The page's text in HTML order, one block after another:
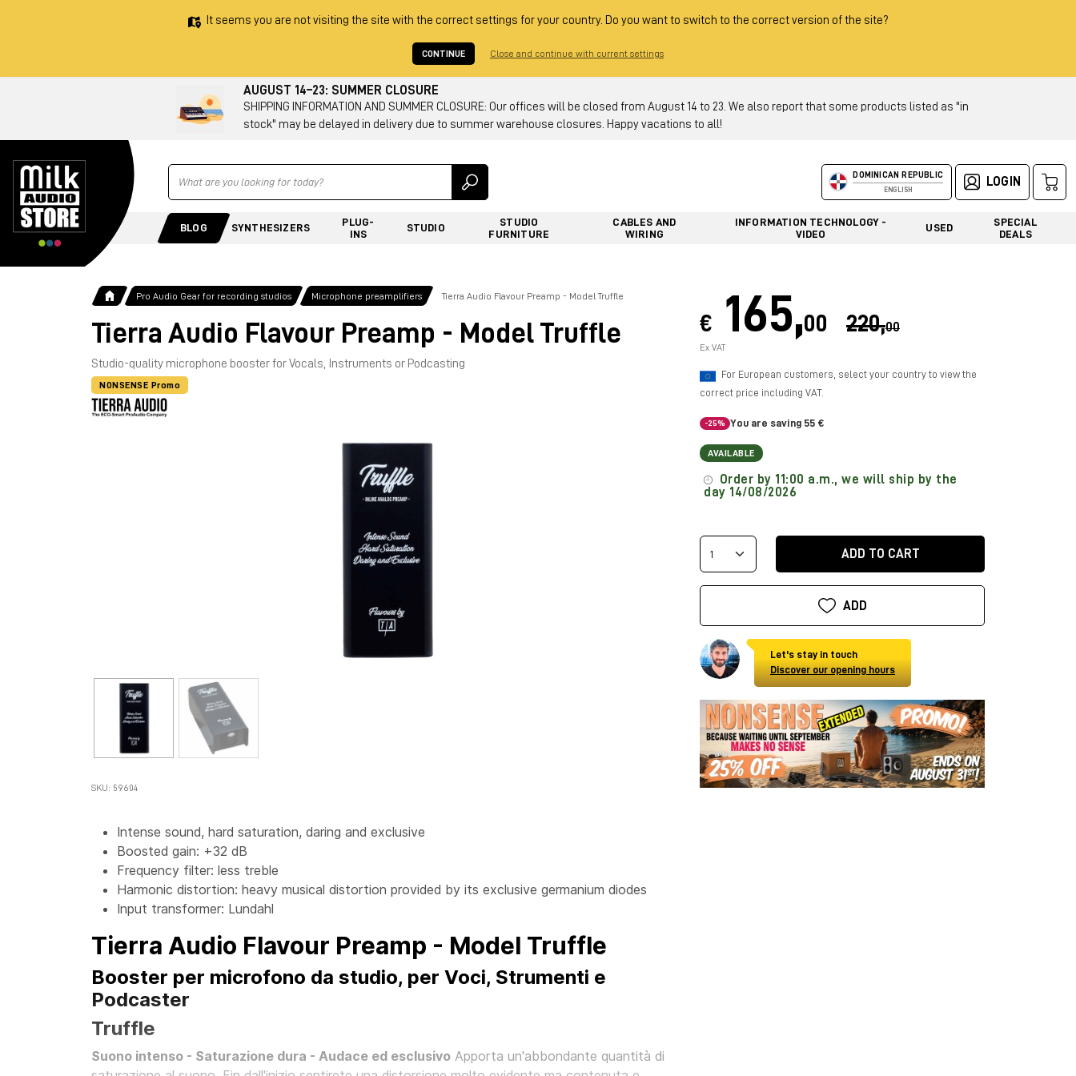
It seems you are not visiting the site with the correct settings for your country. Do you want to switch to the correct version of the site?
CONTINUE Close and continue with current settings
AUGUST 14–23: SUMMER CLOSURE
SHIPPING INFORMATION AND SUMMER CLOSURE: Our offices will be closed from August 14 to 23. We also report that some products listed as "in
stock" may be delayed in delivery due to summer warehouse closures. Happy vacations to all!
Ricerca DOMINICAN REPUBLIC
ENGLISH
LOGIN
BLOG SYNTHESIZERS
PLUG-
INS
STUDIO
STUDIO
FURNITURE
CABLES AND
WIRING
INFORMATION TECHNOLOGY -
VIDEO
USED
SPECIAL
DEALS
Pro Audio Gear for recording studios Microphone preamplifiers Tierra Audio Flavour Preamp - Model Truffle
Tierra Audio Flavour Preamp - Model Truffle
Studio-quality microphone booster for Vocals, Instruments or Podcasting
NONSENSE Promo
SKU: 59604
Intense sound, hard saturation, daring and exclusive
Boosted gain: +32 dB
Frequency filter: less treble
Harmonic distortion: heavy musical distortion provided by its exclusive germanium diodes
Input transformer: Lundahl
Tierra Audio Flavour Preamp - Model Truffle
Booster per microfono da studio, per Voci, Strumenti e
Podcaster
Truffle
Suono intenso - Saturazione dura - Audace ed esclusivo Apporta un'abbondante quantità di
€ 165,00 220,00
Ex VAT
For European customers, select your country to view the
correct price including VAT.
-25% You are saving 55 €
AVAILABLE
Order by 11:00 a.m., we will ship by the
day 14/08/2026
ADD TO CART
ADD
Let's stay in touch
Discover our opening hours